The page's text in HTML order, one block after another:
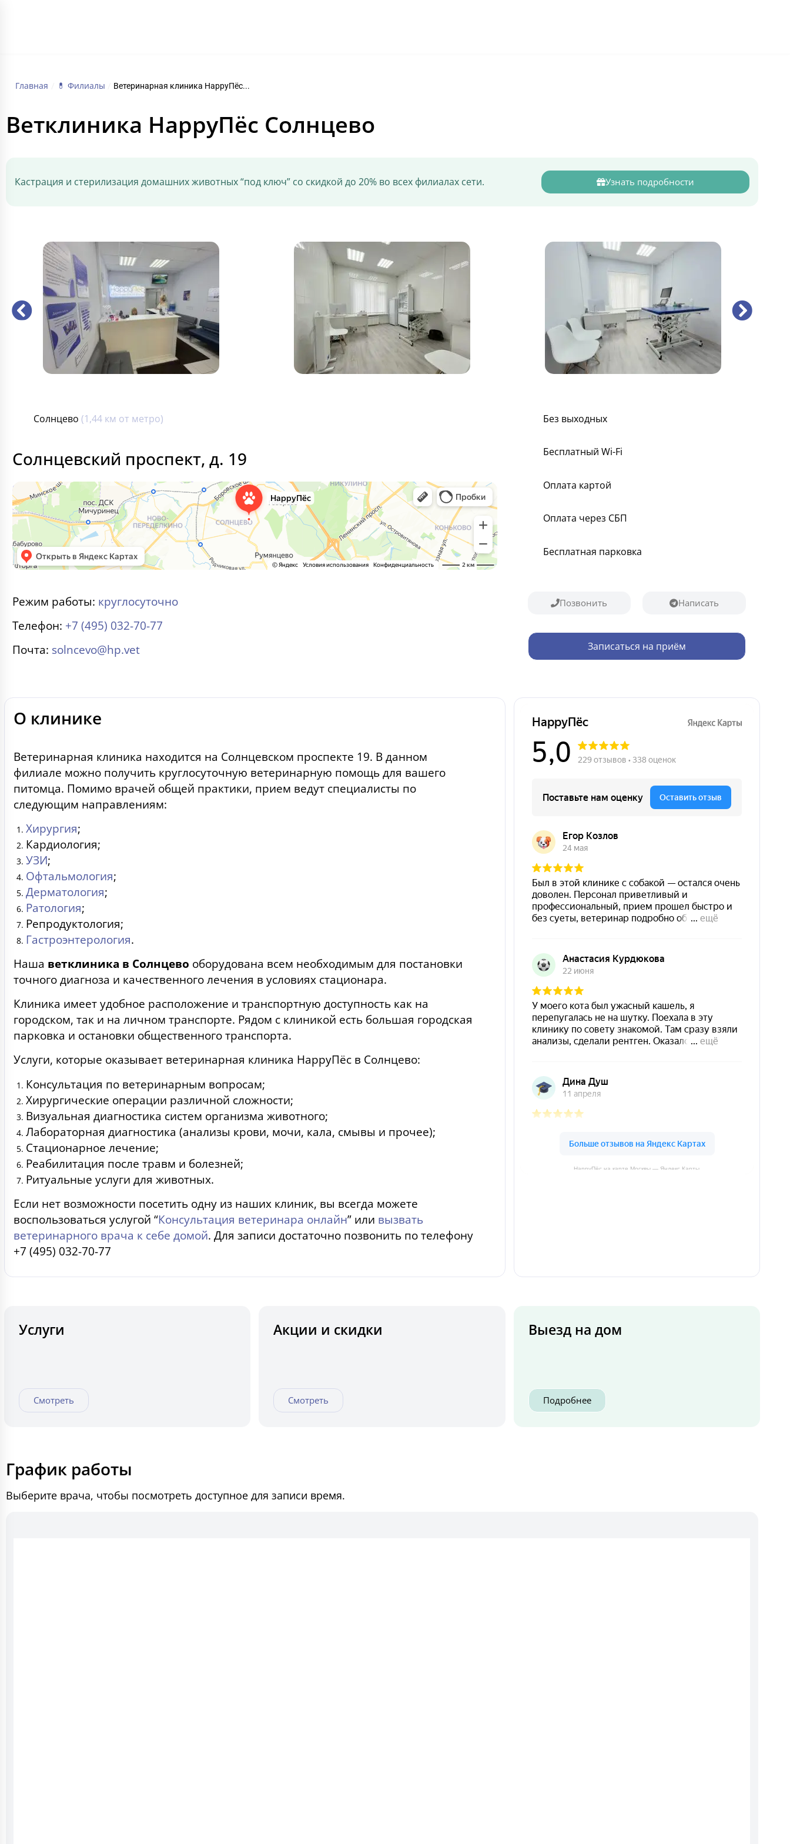
Главная 💊 Филиалы Ветеринарная клиника HappyПёс...
Ветклиника HappyПёс Солнцево
Кастрация и стерилизация домашних животных “под ключ” со скидкой до 20% во всех филиалах сети. Узнать подробности
Солнцево (1,44 км от метро)
Солнцевский проспект, д. 19
Режим работы: круглосуточно
Телефон: +7 (495) 032-70-77
Почта: solncevo@hp.vet
Без выходных
Бесплатный Wi-Fi
Оплата картой
Оплата через СБП
Бесплатная парковка
Позвонить Написать
Записаться на приём
О клинике
Ветеринарная клиника находится на Солнцевском проспекте 19. В данном
филиале можно получить круглосуточную ветеринарную помощь для вашего
питомца. Помимо врачей общей практики, прием ведут специалисты по
следующим направлениям:
Хирургия;
Кардиология;
УЗИ;
Офтальмология;
Дерматология;
Ратология;
Репродуктология;
Гастроэнтерология.
Наша ветклиника в Солнцево оборудована всем необходимым для постановки
точного диагноза и качественного лечения в условиях стационара.
Клиника имеет удобное расположение и транспортную доступность как на
городском, так и на личном транспорте. Рядом с клиникой есть большая городская
парковка и остановки общественного транспорта.
Услуги, которые оказывает ветеринарная клиника HappyПёс в Солнцево:
Консультация по ветеринарным вопросам;
Хирургические операции различной сложности;
Визуальная диагностика систем организма животного;
Лабораторная диагностика (анализы крови, мочи, кала, смывы и прочее);
Стационарное лечение;
Реабилитация после травм и болезней;
Ритуальные услуги для животных.
Если нет возможности посетить одну из наших клиник, вы всегда можете
воспользоваться услугой “Консультация ветеринара онлайн” или вызвать
ветеринарного врача к себе домой. Для записи достаточно позвонить по телефону
+7 (495) 032-70-77
HappyПёс на карте Москвы — Яндекс Карты
Услуги
Смотреть
Акции и скидки
Смотреть
Выезд на дом
Подробнее
График работы
Выберите врача, чтобы посмотреть доступное для записи время.